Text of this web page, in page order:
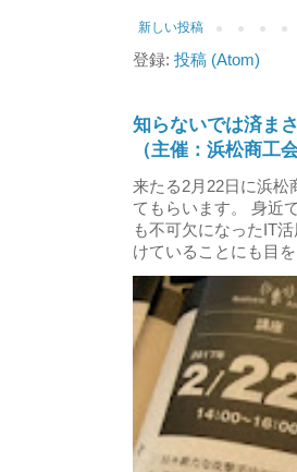
新しい投稿
登録: 投稿 (Atom)
知らないでは済ま
（主催：浜松商工
来たる2月22日に浜松
てもらいます。 身近
も不可欠になったIT
けていることにも目